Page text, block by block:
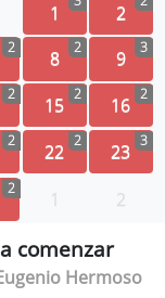
1 2
2 8 2 9 3
2 15 2 16 2
2 22 2 23 3
2 1 2
comenzar
Hermoso